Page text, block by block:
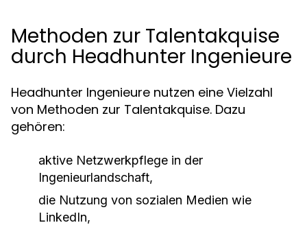
Methoden zur Talentakquise
durch Headhunter Ingenieure
Headhunter Ingenieure nutzen eine Vielzahl
von Methoden zur Talentakquise. Dazu
gehören:
aktive Netzwerkpflege in der
Ingenieurlandschaft,
die Nutzung von sozialen Medien wie
LinkedIn,